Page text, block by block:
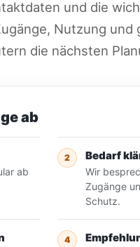
und die
Nutzung und
die nächsten
ab
ab
2 Bedarf
Wir
Zugänge
Schutz.
4